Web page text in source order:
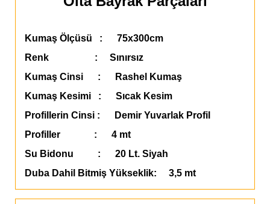
Kumaş Ölçüsü : 75x300cm
Renk : Sınırsız
Kumaş Cinsi : Rashel Kumaş
Kumaş Kesimi : Sıcak Kesim
Profillerin Cinsi : Demir Yuvarlak Profil
Profiller : 4 mt
Su Bidonu : 20 Lt. Siyah
Duba Dahil Bitmiş Yükseklik: 3,5 mt